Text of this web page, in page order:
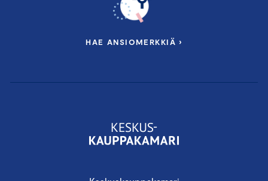
HAE ANSIOMERKKIÄ ›